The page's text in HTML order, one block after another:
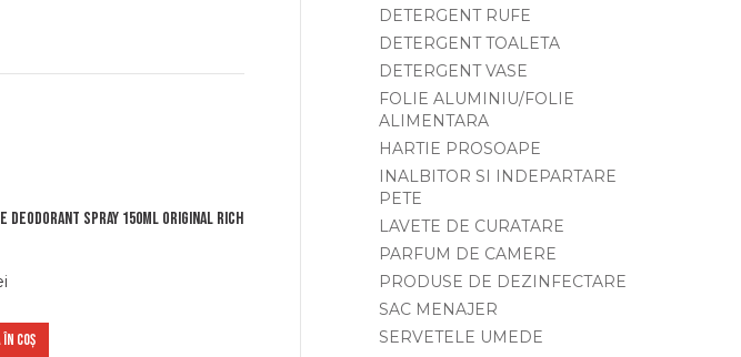
deodorant spray 150ml original rich
COȘ
DETERGENT RUFE
DETERGENT TOALETA
DETERGENT VASE
FOLIE ALUMINIU/FOLIE
ALIMENTARA
HARTIE PROSOAPE
INALBITOR SI INDEPARTARE
PETE
LAVETE DE CURATARE
PARFUM DE CAMERE
PRODUSE DE DEZINFECTARE
SAC MENAJER
SERVETELE UMEDE